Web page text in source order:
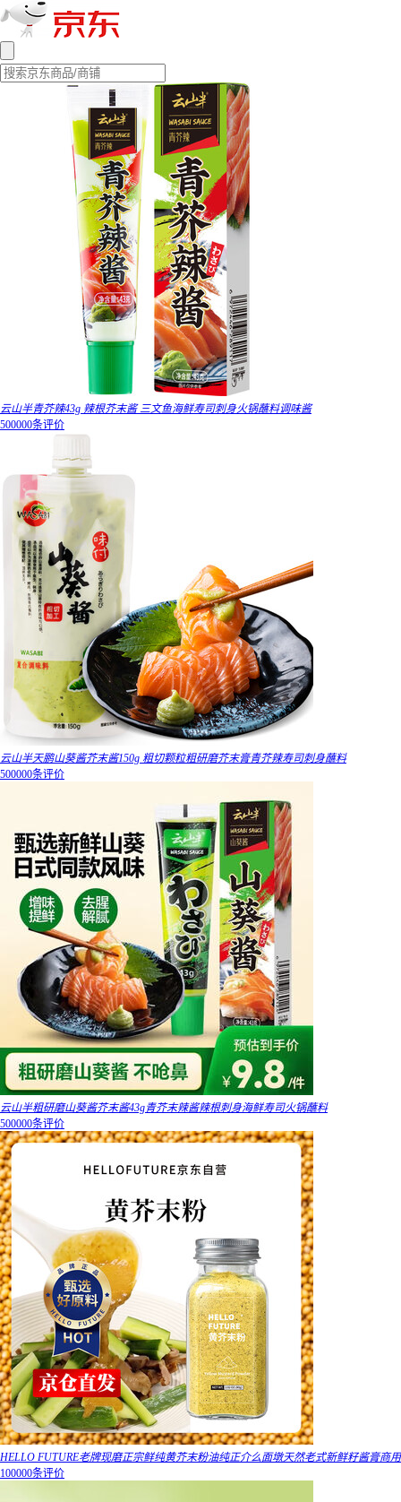
云山半青芥辣43g 辣根芥末酱 三文鱼海鲜寿司刺身火锅蘸料调味酱
500000条评价
云山半天鹏山葵酱芥末酱150g 粗切颗粒粗研磨芥末膏青芥辣寿司刺身蘸料
500000条评价
云山半粗研磨山葵酱芥末酱43g青芥末辣酱辣根刺身海鲜寿司火锅蘸料
500000条评价
HELLO FUTURE老牌现磨正宗鲜纯黄芥末粉油纯正介么面墩天然老式新鲜籽酱膏商用
100000条评价